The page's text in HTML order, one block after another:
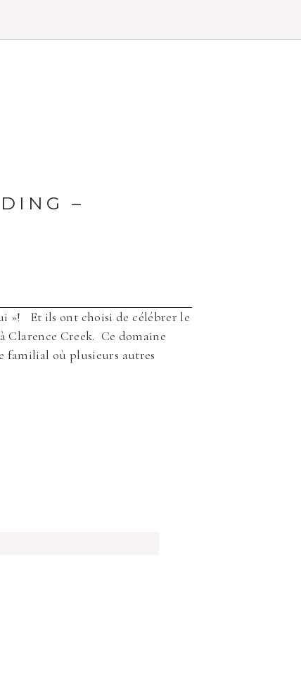
–
»! Et ils ont choisi de célébrer le
Clarence Creek. Ce domaine
familial où plusieurs autres